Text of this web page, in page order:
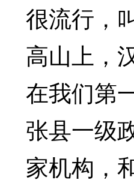
很流行，
高山上，
在我们第
张县一级
家机构，